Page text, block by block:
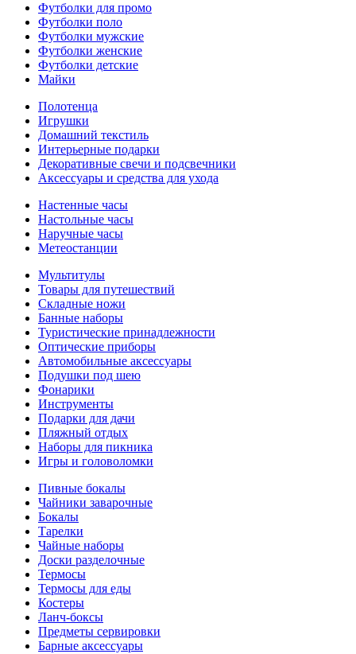
Футболки для промо
Футболки поло
Футболки мужские
Футболки женские
Футболки детские
Майки
Полотенца
Игрушки
Домашний текстиль
Интерьерные подарки
Декоративные свечи и подсвечники
Аксессуары и средства для ухода
Настенные часы
Настольные часы
Наручные часы
Метеостанции
Мультитулы
Товары для путешествий
Складные ножи
Банные наборы
Туристические принадлежности
Оптические приборы
Автомобильные аксессуары
Подушки под шею
Фонарики
Инструменты
Подарки для дачи
Пляжный отдых
Наборы для пикника
Игры и головоломки
Пивные бокалы
Чайники заварочные
Бокалы
Тарелки
Чайные наборы
Доски разделочные
Термосы
Термосы для еды
Костеры
Ланч-боксы
Предметы сервировки
Барные аксессуары